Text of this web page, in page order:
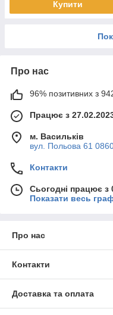
Купити
Про нас
96% позитивних з 942
Працює з
м. Васильків
вул. Польова 61
Контакти
Сьогодні працює з
Показати весь
Про нас
Контакти
Доставка та оплата